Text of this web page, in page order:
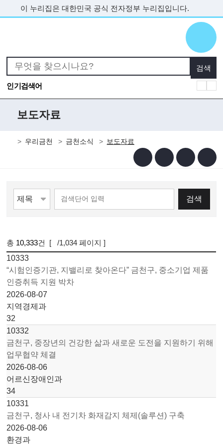
본문 바로가기
이 누리집은 대한민국 공식 전자정부 누리집입니다.
인기검색어
보도자료
우리금천 금천소식 보도자료
10333
“시험인증기관, 지밸리로 찾아온다” 금천구, 중소기업 제품 인
증취득 지원 박차
2026-08-07
지역경제과
32
10332
금천구, 중장년의 건강한 삶과 새로운 도전을 지원하기 위해
업무협약 체결
2026-08-06
어르신장애인과
34
10331
금천구, 청사 내 전기차 화재감지 체제(솔루션) 구축
2026-08-06
환경과
39